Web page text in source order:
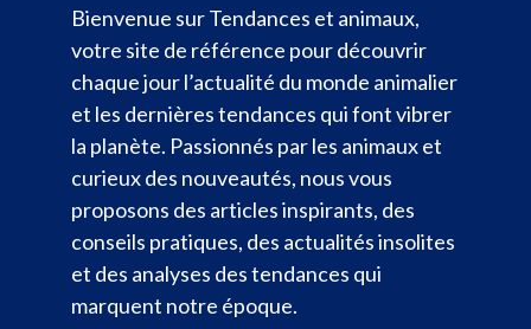
Bienvenue sur Tendances et animaux,
votre site de référence pour découvrir
chaque jour l’actualité du monde animalier
et les dernières tendances qui font vibrer
la planète. Passionnés par les animaux et
curieux des nouveautés, nous vous
proposons des articles inspirants, des
conseils pratiques, des actualités insolites
et des analyses des tendances qui
marquent notre époque.